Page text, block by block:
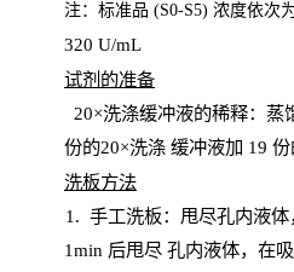
注：标准品 (S0-S5) 浓度依次为
320 U/mL
试剂的准备
20×洗涤缓冲液的稀释：蒸
份的20×洗涤 缓冲液加 19 份
洗板方法
1. 手工洗板：甩尽孔内液
1min 后甩尽 孔内液体，在